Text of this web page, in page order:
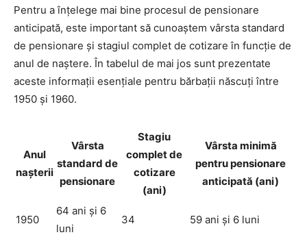
Pentru a înțelege mai bine procesul de pensionare
anticipată, este important să cunoaștem vârsta standard
de pensionare și stagiul complet de cotizare în funcție de
anul de naștere. În tabelul de mai jos sunt prezentate
aceste informații esențiale pentru bărbații născuți între
1950 și 1960.
Anul
nașterii
Vârsta
standard de
pensionare
Stagiu
complet de
cotizare
(ani)
Vârsta minimă
pentru pensionare
anticipată (ani)
1950
64 ani și 6
luni
34 59 ani și 6 luni